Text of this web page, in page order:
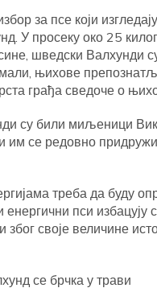
за псе који
У просеку око 25
шведски Валхунди
њихове
грађа сведоче о
су били миљеници
им се редовно
треба да буду
пси избацују
своје величине